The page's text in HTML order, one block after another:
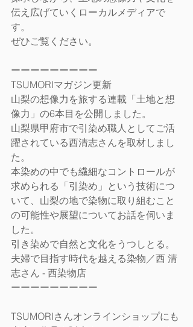
伝え広げていくローカルメディアで
す。
ぜひご覧ください。
ーーーーーーーーー
TSUMORIマガジン更新
山梨の想像力を旅する連載「土地と想
像力」の6本目を公開しました。
山梨県甲府市で引染め職人としてご活
躍されている西清志さんを取材しまし
た。
本染めの中でも繊細なコントロールが
求められる「引染め」という技術につ
いて、山梨の地で染物に取り組むこと
の可能性や展望についてお話を伺いま
した。
引き染めで自然と文化をうつしとる。
夫婦で目指す時代を越える染物／西 清
志さん - 西染物店
ーーーーーーーーー
TSUMORIさんオンラインショップにも